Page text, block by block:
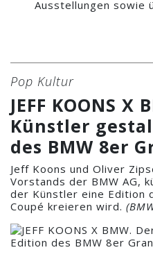
Ausstellungen sowie
Pop Kultur
JEFF KOONS X
Künstler
des BMW 8er
Jeff Koons und Oliver
Vorstands der BMW AG,
der Künstler eine Edition
Coupé kreieren wird.